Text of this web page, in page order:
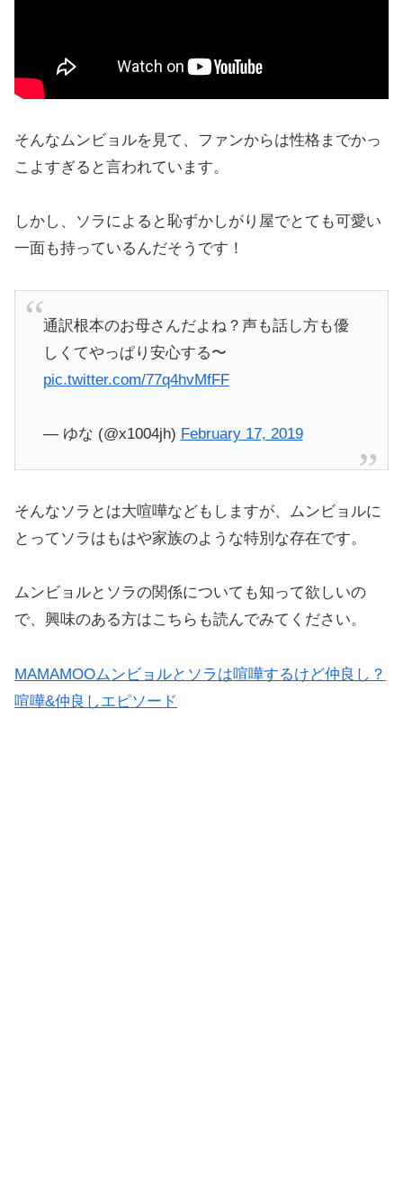
そんなムンビョルを見て、ファンからは性格までかっ
こよすぎると言われています。
しかし、ソラによると恥ずかしがり屋でとても可愛い
一面も持っているんだそうです！
通訳根本のお母さんだよね？声も話し方も優
しくてやっぱり安心する〜
pic.twitter.com/77q4hvMfFF
— ゆな (@x1004jh) February 17, 2019
そんなソラとは大喧嘩などもしますが、ムンビョルに
とってソラはもはや家族のような特別な存在です。
ムンビョルとソラの関係についても知って欲しいの
で、興味のある方はこちらも読んでみてください。
MAMAMOOムンビョルとソラは喧嘩するけど仲良し？
喧嘩&仲良しエピソード